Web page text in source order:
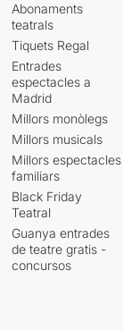
Abonaments
teatrals
Tiquets Regal
Entrades
espectacles a
Madrid
Millors monòlegs
Millors musicals
Millors espectacles
familiars
Black Friday
Teatral
Guanya entrades
de teatre gratis -
concursos